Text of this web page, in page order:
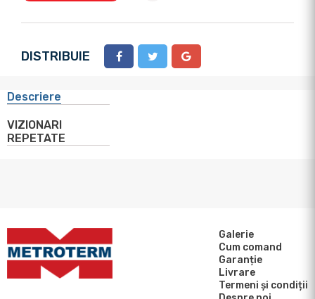
DISTRIBUIE
Descriere
VIZIONARI
REPETATE
Galerie
Cum comand
Garanție
Livrare
Termeni și condiții